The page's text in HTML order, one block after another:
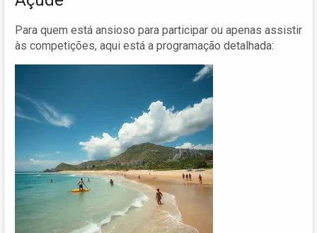
Para quem está ansioso para participar ou apenas assistir
às competições, aqui está a programação detalhada: